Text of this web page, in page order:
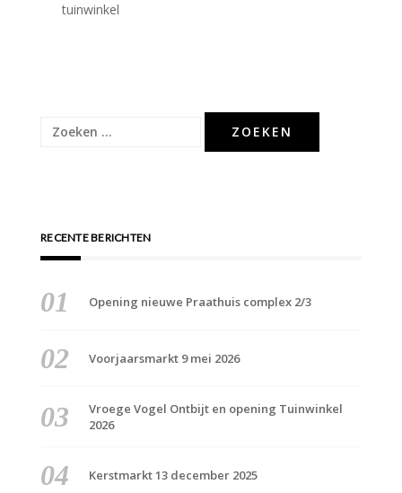
tuinwinkel
Zoeken
RECENTE BERICHTEN
Opening nieuwe Praathuis complex 2/3
Voorjaarsmarkt 9 mei 2026
Vroege Vogel Ontbijt en opening Tuinwinkel
2026
Kerstmarkt 13 december 2025